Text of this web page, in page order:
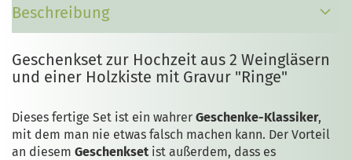
Beschreibung
Geschenkset zur Hochzeit aus 2 Weingläsern
und einer Holzkiste mit Gravur "Ringe"
Dieses fertige Set ist ein wahrer Geschenke-Klassiker,
mit dem man nie etwas falsch machen kann. Der Vorteil
an diesem Geschenkset ist außerdem, dass es